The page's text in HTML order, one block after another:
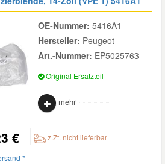
OE-Nummer: 5416A1
Hersteller: Peugeot
Art.-Nummer: EP5025763
Original Ersatzteil
mehr
€
*
z.Zt. nicht lieferbar